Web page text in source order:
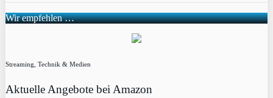
Wir empfehlen …
Streaming, Technik & Medien
Aktuelle Angebote bei Amazon